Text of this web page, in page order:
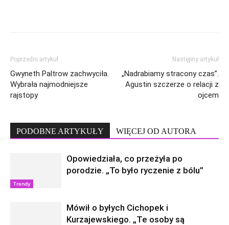
Poprzedni artykuł
Gwyneth Paltrow zachwyciła.
Wybrała najmodniejsze
rajstopy
Następny artykuł
„Nadrabiamy stracony czas”.
Agustin szczerze o relacji z
ojcem
PODOBNE ARTYKUŁY WIĘCEJ OD AUTORA
Trendy
Opowiedziała, co przeżyła po
porodzie. „To było ryczenie z bólu”
Mówił o byłych Cichopek i
Kurzajewskiego. „Te osoby są